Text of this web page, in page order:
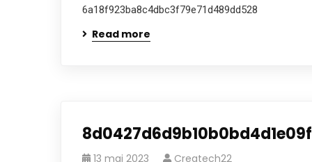
6a18f923ba8c4dbc3f79e71d489dd528
Read more
13 mai 2023 Createch22